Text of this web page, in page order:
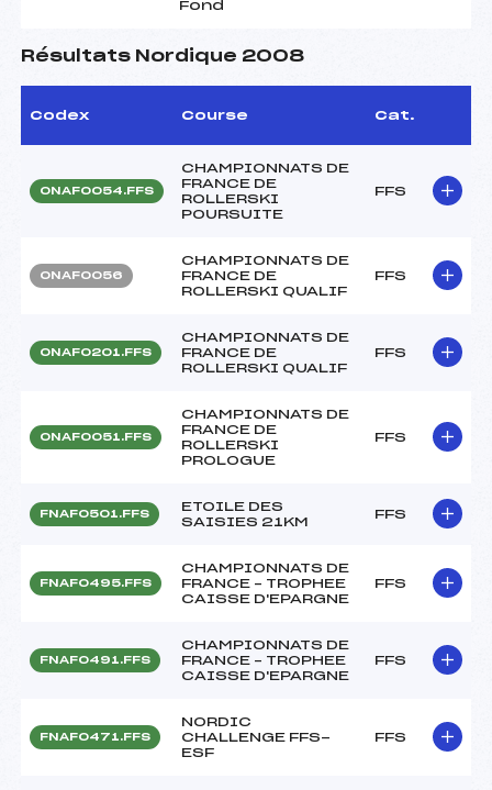
Fond
Résultats Nordique 2008
Codex Course Cat.
ONAF0054.FFS
CHAMPIONNATS DE
FRANCE DE
ROLLERSKI
POURSUITE
FFS
ONAF0056
CHAMPIONNATS DE
FRANCE DE
ROLLERSKI QUALIF
FFS
ONAF0201.FFS
CHAMPIONNATS DE
FRANCE DE
ROLLERSKI QUALIF
FFS
ONAF0051.FFS
CHAMPIONNATS DE
FRANCE DE
ROLLERSKI
PROLOGUE
FFS
FNAF0501.FFS
ETOILE DES
SAISIES 21KM
FFS
FNAF0495.FFS
CHAMPIONNATS DE
FRANCE – TROPHEE
CAISSE D'EPARGNE
FFS
FNAF0491.FFS
CHAMPIONNATS DE
FRANCE – TROPHEE
CAISSE D'EPARGNE
FFS
FNAF0471.FFS
NORDIC
CHALLENGE FFS-
ESF
FFS